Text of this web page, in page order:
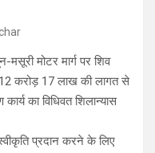
मोटर मार्ग पर शिव
करोड़ 17 लाख की लागत से
का विधिवत शिलान्यास
प्रदान करने के लिए